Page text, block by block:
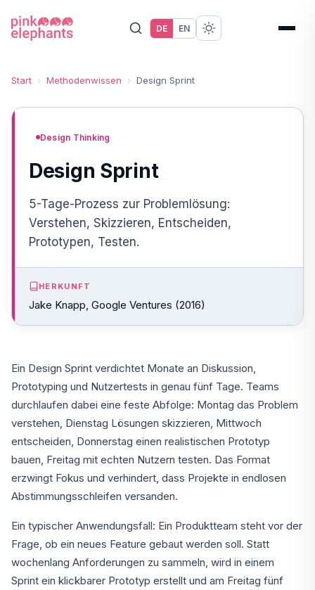
DE EN
Start › Methodenwissen › Design Sprint
Design Thinking
Design Sprint
5-Tage-Prozess zur Problemlösung:
Verstehen, Skizzieren, Entscheiden,
Prototypen, Testen.
HERKUNFT
Jake Knapp, Google Ventures (2016)
Ein Design Sprint verdichtet Monate an Diskussion,
Prototyping und Nutzertests in genau fünf Tage. Teams
durchlaufen dabei eine feste Abfolge: Montag das Problem
verstehen, Dienstag Lösungen skizzieren, Mittwoch
entscheiden, Donnerstag einen realistischen Prototyp
bauen, Freitag mit echten Nutzern testen. Das Format
erzwingt Fokus und verhindert, dass Projekte in endlosen
Abstimmungsschleifen versanden.
Ein typischer Anwendungsfall: Ein Produktteam steht vor der
Frage, ob ein neues Feature gebaut werden soll. Statt
wochenlang Anforderungen zu sammeln, wird in einem
Sprint ein klickbarer Prototyp erstellt und am Freitag fünf